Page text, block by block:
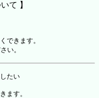
て 】
できます。
い。
たい
ます。